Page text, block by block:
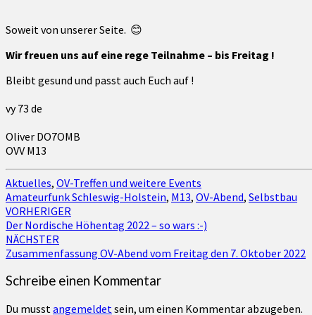
Soweit von unserer Seite. 😊
Wir freuen uns auf eine rege Teilnahme – bis Freitag !
Bleibt gesund und passt auch Euch auf !
vy 73 de
Oliver DO7OMB
OVV M13
Aktuelles, OV-Treffen und weitere Events
Amateurfunk Schleswig-Holstein, M13, OV-Abend, Selbstbau
Beitragsnavigation
VORHERIGER
Der Nordische Höhentag 2022 – so wars :-)
NÄCHSTER
Zusammenfassung OV-Abend vom Freitag den 7. Oktober 2022
Schreibe einen Kommentar
Du musst angemeldet sein, um einen Kommentar abzugeben.